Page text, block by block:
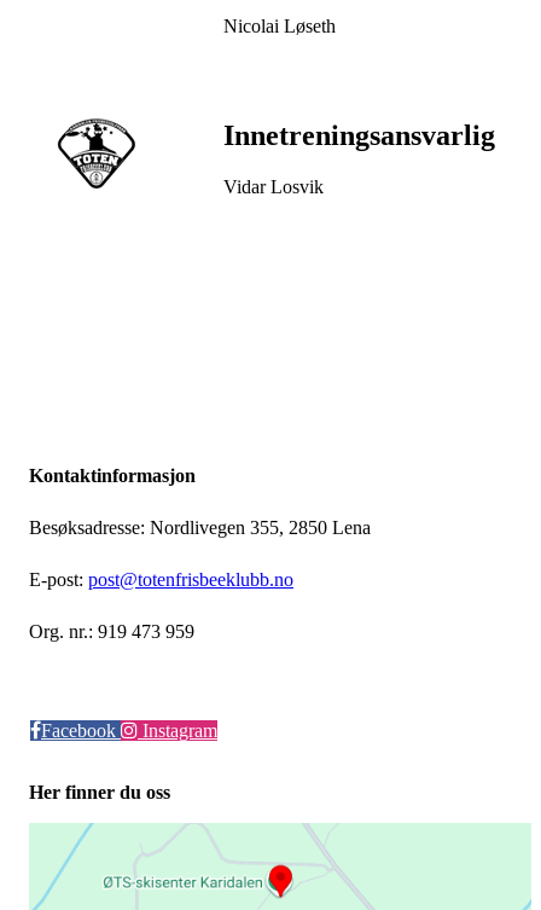
Nicolai Løseth
Innetreningsansvarlig
Vidar Losvik
Kontaktinformasjon
Besøksadresse: Nordlivegen 355, 2850 Lena
E-post: post@totenfrisbeeklubb.no
Org. nr.: 919 473 959
Facebook Instagram
Her finner du oss